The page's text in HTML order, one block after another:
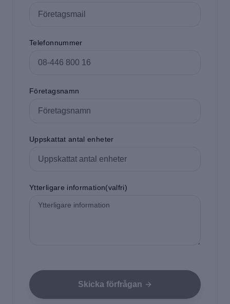
Telefonnummer
Företagsnamn
Uppskattat antal enheter
Ytterligare information(valfri)
Skicka förfrågan